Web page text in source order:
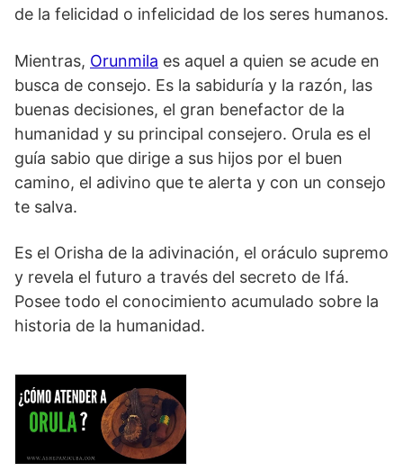
de la felicidad o infelicidad de los seres humanos.
Mientras, Orunmila es aquel a quien se acude en
busca de consejo. Es la sabiduría y la razón, las
buenas decisiones, el gran benefactor de la
humanidad y su principal consejero. Orula es el
guía sabio que dirige a sus hijos por el buen
camino, el adivino que te alerta y con un consejo
te salva.
Es el Orisha de la adivinación, el oráculo supremo
y revela el futuro a través del secreto de Ifá.
Posee todo el conocimiento acumulado sobre la
historia de la humanidad.